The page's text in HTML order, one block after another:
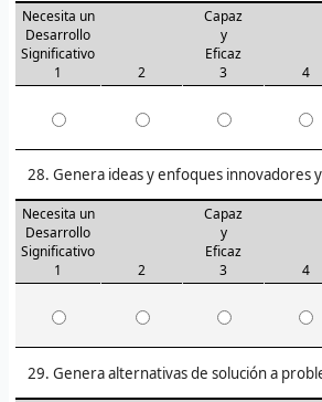
Necesita un
Desarrollo
Significativo
1
2
Capaz
y
Eficaz
3
4
Genera ideas y enfoques innovadores
Necesita un
Desarrollo
Significativo
1
2
Capaz
y
Eficaz
3
4
Genera alternativas de solución a